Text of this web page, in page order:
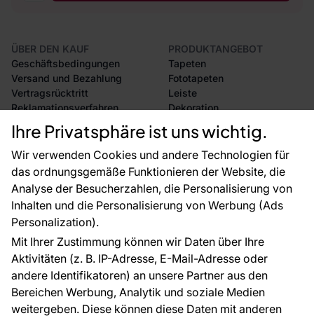
Ihre Privatsphäre ist uns wichtig.
Wir verwenden Cookies und andere Technologien für
das ordnungsgemäße Funktionieren der Website, die
Analyse der Besucherzahlen, die Personalisierung von
Inhalten und die Personalisierung von Werbung (Ads
Personalization).
Mit Ihrer Zustimmung können wir Daten über Ihre
Aktivitäten (z. B. IP-Adresse, E-Mail-Adresse oder
andere Identifikatoren) an unsere Partner aus den
Bereichen Werbung, Analytik und soziale Medien
weitergeben. Diese können diese Daten mit anderen
ÜBER DEN KAUF
Geschäftsbedingungen
Versand und Bezahlung
Vertragsrücktritt
Reklamationsverfahren
Rücksendung von Waren
CE-Zertifizierung
Großhandel
Raumvisualisierung
PRODUKTANGEBOT
Tapeten
Fototapeten
Leiste
Dekoration
Selbstklebende Folien
Zubehör
Tapetenmuster
FÜR SIE
Blog
EU-Projekte
Ratschläge und Tipps
FAQ
ÜBER DAS UNTERNEHMEN